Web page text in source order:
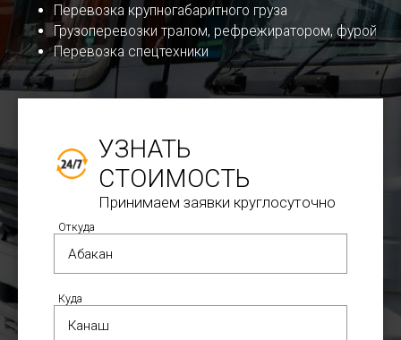
Перевозка крупногабаритного груза
Грузоперевозки тралом, рефрежиратором, фурой
Перевозка спецтехники
УЗНАТЬ
СТОИМОСТЬ
Принимаем заявки круглосуточно
Откуда
Куда